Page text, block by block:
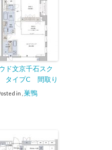
ド文京千石スク
タイプC 間取り
in 巣鴨